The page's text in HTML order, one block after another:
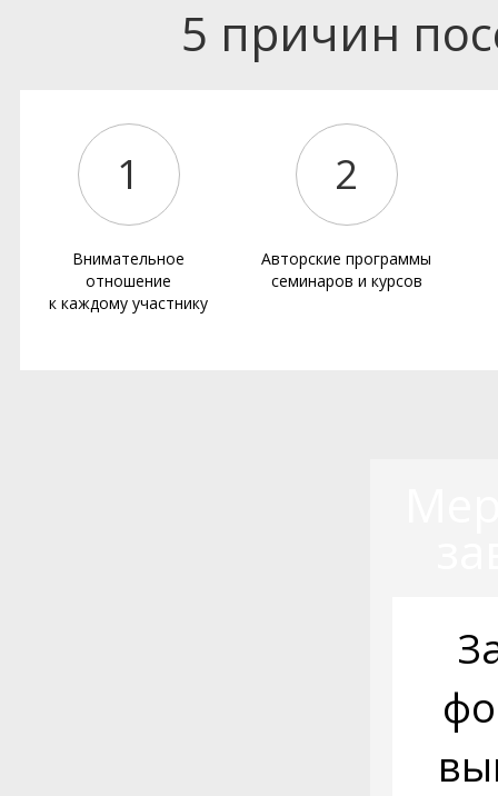
5 причин
1
Внимательное
отношение
к каждому участнику
2
Авторские программы
семинаров и курсов